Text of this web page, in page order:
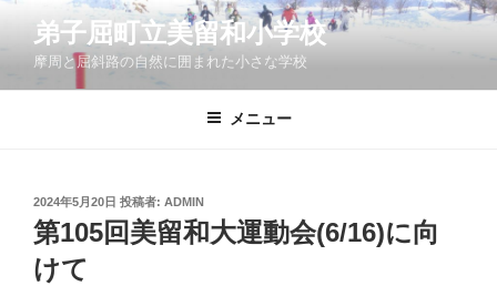
ン
弟子屈町立美留和小学校
摩周と屈斜路の自然に囲まれた小さな学校
メニュー
投
稿
日:
2024年5月20日 投稿者: ADMIN
第105回美留和大運動会(6/16)に向
けて